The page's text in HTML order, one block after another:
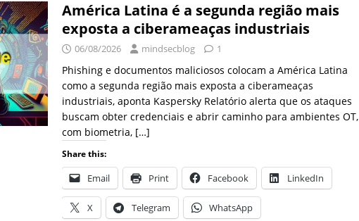
NOTÍCIAS
[ 06/08/2026 ]
Falsas promessas de emprego na Meta, Disney, Coca-Cola e Spotify
NOTÍCIAS
[ 06/08/2026 ] Sem guardrails, a autonomia da IA se torna um risco
NOTÍCIAS
[ 06/08/2026 ]
IA eleva taxa de sucesso de phishing para 54% NOTÍCIAS
América Latina é a segunda região mais
exposta a ciberameaças industriais
06/08/2026 mindsecblog 1
Phishing e documentos maliciosos colocam a América Latina
como a segunda região mais exposta a ciberameaças
industriais, aponta Kaspersky Relatório alerta que os ataques
buscam obter credenciais e abrir caminho para ambientes OT,
com biometria, […]
Share this:
Email Print Facebook LinkedIn
X Telegram WhatsApp